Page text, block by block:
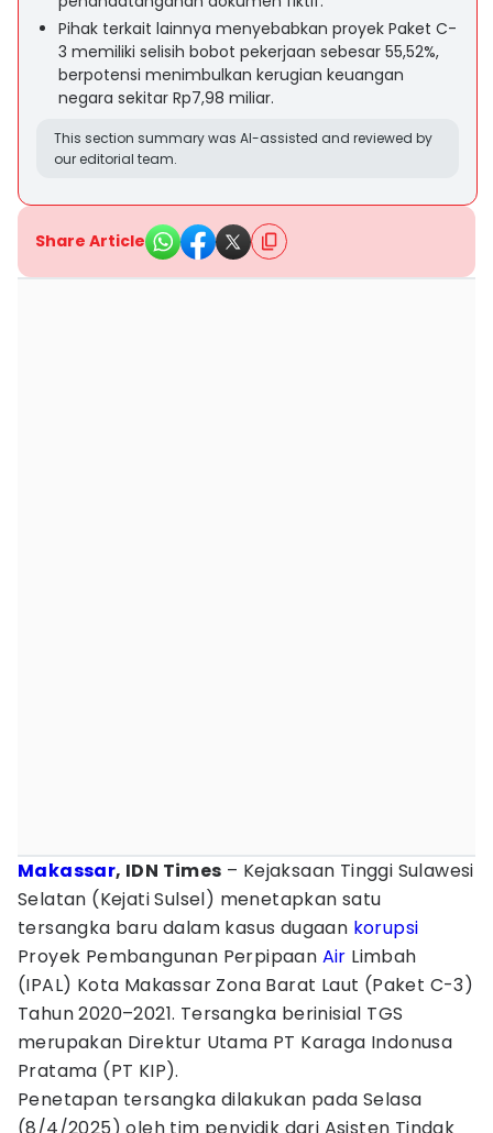
Pihak terkait lainnya menyebabkan proyek Paket C-
3 memiliki selisih bobot pekerjaan sebesar 55,52%,
berpotensi menimbulkan kerugian keuangan
negara sekitar Rp7,98 miliar.
This section summary was AI-assisted and reviewed by
our editorial team.
Share Article
Makassar, IDN Times – Kejaksaan Tinggi Sulawesi
Selatan (Kejati Sulsel) menetapkan satu
tersangka baru dalam kasus dugaan korupsi
Proyek Pembangunan Perpipaan Air Limbah
(IPAL) Kota Makassar Zona Barat Laut (Paket C-3)
Tahun 2020–2021. Tersangka berinisial TGS
merupakan Direktur Utama PT Karaga Indonusa
Pratama (PT KIP).
Penetapan tersangka dilakukan pada Selasa